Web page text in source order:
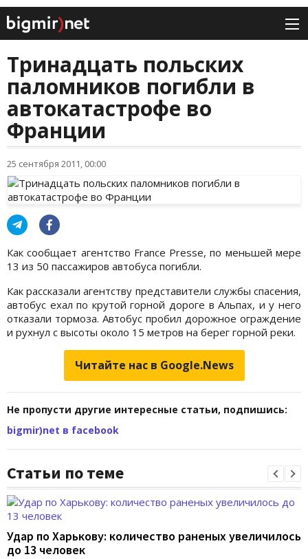
Тринадцать польских
паломников погибли в
автокатастрофе во
Франции
25 сентября 2011, 00:00
Как сообщает агентство France Presse, по меньшей мере
13 из 50 пассажиров автобуса погибли.
Как рассказали агентству представители службы спасения,
автобус ехал по крутой горной дороге в Альпах, и у него
отказали тормоза. Автобус пробил дорожное ограждение
и рухнул с высоты около 15 метров на берег горной реки.
Читайте нас в Google.News
Не пропусти другие интересные статьи, подпишись:
bigmir)net в facebook
Статьи по теме
Удар по Харькову: количество раненых увеличилось
до 13 человек